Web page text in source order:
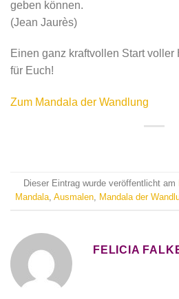
geben können.
(Jean Jaurès)
Einen ganz kraftvollen Start voller
für Euch!
Zum Mandala der Wandlung
Dieser Eintrag wurde veröffentlicht am
Mandala, Ausmalen, Mandala der
FELICIA